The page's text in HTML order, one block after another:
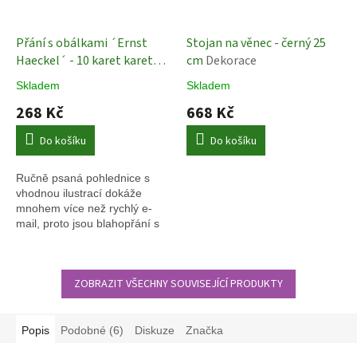
Přání s obálkami ´Ernst
Haeckel´ - 10 karet karet
Bekking & Blitz - Set
blahopřání s obálkami
Skladem
268 Kč
Do košíku
Ručně psaná pohlednice s
vhodnou ilustrací dokáže
mnohem více než rychlý e-
mail, proto jsou blahopřání s
Stojan na věnec - černý 25
cm Dekorace
Skladem
668 Kč
Do košíku
ZOBRAZIT VŠECHNY SOUVISEJÍCÍ PRODUKTY
Popis Podobné (6) Diskuze Značka